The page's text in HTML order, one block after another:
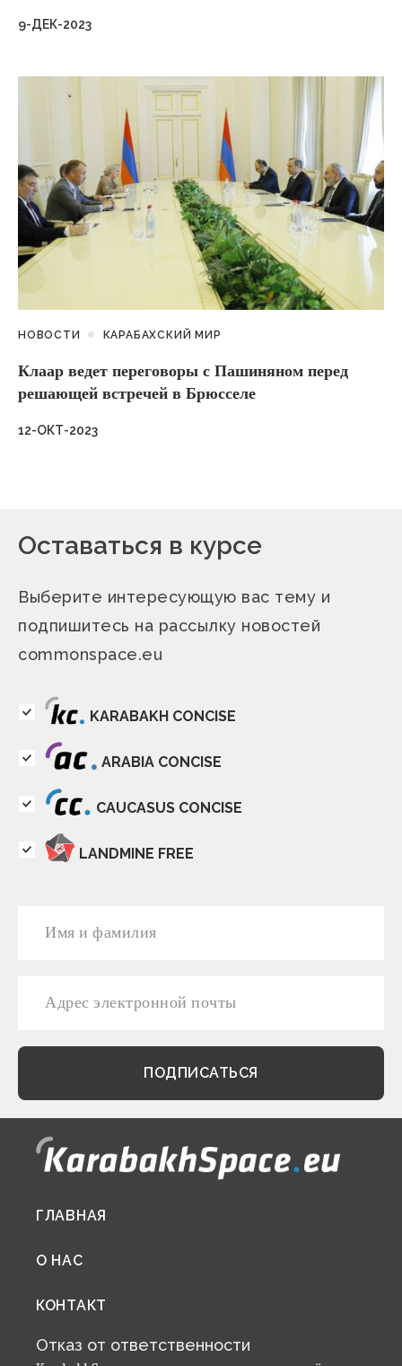
9-ДЕК-2023
НОВОСТИ КАРАБАХСКИЙ МИР
Клаар ведет переговоры с Пашиняном перед
решающей встречей в Брюсселе
12-ОКТ-2023
Оставаться в курсе
Выберите интересующую вас тему и
подпишитесь на рассылку новостей
commonspace.eu
KARABAKH CONCISE
ARABIA CONCISE
CAUCASUS CONCISE
LANDMINE FREE
Footer
menu
ГЛАВНАЯ
О НАС
КОНТАКТ
Отказ от ответственности